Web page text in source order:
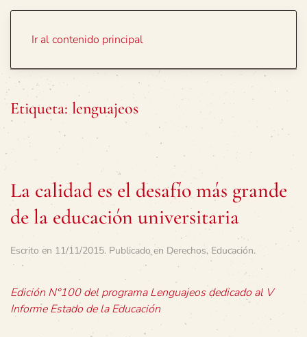
Ir al contenido principal
Etiqueta: lenguajeos
La calidad es el desafío más grande
de la educación universitaria
Escrito en 11/11/2015. Publicado en Derechos, Educación.
Edición N°100 del programa Lenguajeos dedicado al V
Informe Estado de la Educación